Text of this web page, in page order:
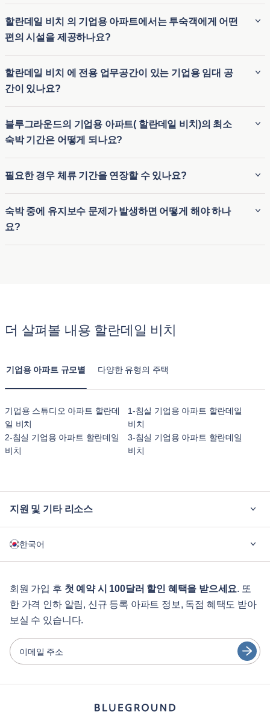
할란데일 비치 의 기업용 아파트에서는 투숙객에게 어떤
편의 시설을 제공하나요?
되어 있으며 고속 Wi-Fi, 완비된 주방, 스마트 TV, 객실 내 세탁
실, 고급 침구 등의 편의시설을 갖추고 있는 경우가 많습니다.
또한 피트니스 센터, 수영장, 옥상 라운지를 이용할 수 있는 숙
소도 많아 편안하고 편리한 숙박이 가능합니다. 집과 같은 경험
에 호텔 수준의 서비스를 더하는 것이 목표입니다.
할란데일 비치 에 전용 업무공간이 있는 기업용 임대 공
간이 있나요?
격 근무자를 염두에 두고 설계되었으며 전용 업무공간을 갖추
고 있습니다. 이러한 업무공간에는 일반적으로 편안한 책상, 인
체공학적 의자, 강력한 Wi-Fi 연결이 포함되어 있어 생산적인
환경을 보장합니다. 따라서 원격으로 근무하는 전문가나 장기
출장 중인 전문가에게 적합한 아파트입니다.
블루그라운드의 기업용 아파트( 할란데일 비치)의 최소
숙박 기간은 어떻게 되나요?
로 30 박입니다. 이러한 유연성 덕분에 출장자, 장기 체류자 또
는 임시 숙소가 필요한 사람들에게 이상적입니다. 단, 숙소마다
조건이 조금씩 다를 수 있으므로 관심 있는 도시의 구체적인 조
건을 확인하는 것이 가장 좋습니다.
필요한 경우 체류 기간을 연장할 수 있나요?
이용 가능 여부에 따라 체류 기간을 연장할 수 있습니다. 연장
신청은 블루그라운드의 사용자 친화적인 앱을 통해 직접 관리
하거나 고객 지원팀에 문의할 수 있습니다. 원하는 아파트를 확
숙박 중에 유지보수 문제가 발생하면 어떻게 해야 하나
요?
위해 우선 서비스를 제공합니다.
더 살펴볼 내용 할란데일 비치
기업용 아파트 규모별 다양한 유형의 주택
기업용 스튜디오 아파트 할란데
일 비치
1-침실 기업용 아파트 할란데일
비치
2-침실 기업용 아파트 할란데일
비치
3-침실 기업용 아파트 할란데일
비치
지원 및 기타 리소스
기업용
게스트 서비스
도시 가이드
파트너
가구 렌탈 사업자
한국어
English
Português
Español
회원 가입 후 첫 예약 시 100달러 할인 혜택을 받으세요. 또
한 가격 인하 알림, 신규 등록 아파트 정보, 독점 혜택도 받아
보실 수 있습니다.
이메일 주소